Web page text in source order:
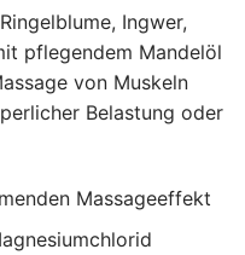
Ingwer,
pflegendem Mandelöl
von Muskeln
Belastung oder
Massageeffekt